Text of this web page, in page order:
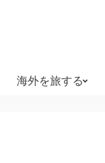
海外を旅する